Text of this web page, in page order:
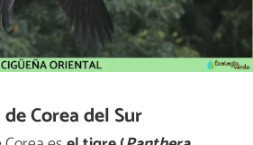
Corea del Sur